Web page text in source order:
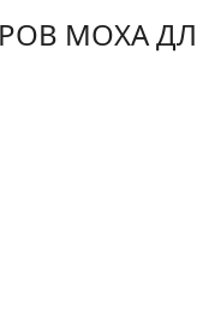
MOXA